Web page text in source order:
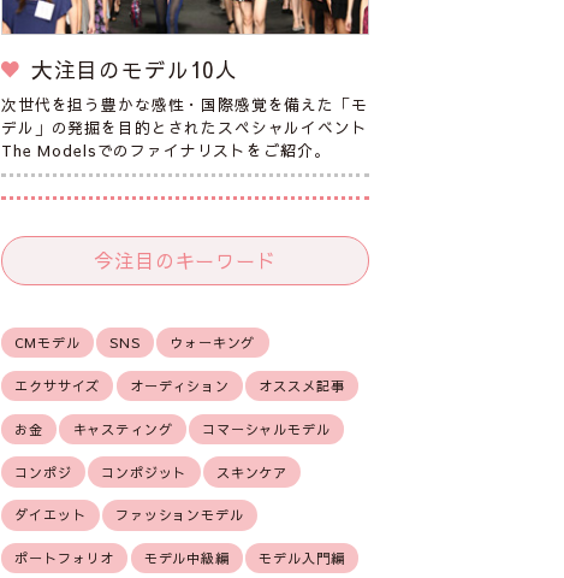
大注目のモデル10人
次世代を担う豊かな感性・国際感覚を備えた「モ
デル」の発掘を目的とされたスペシャルイベント
The Modelsでのファイナリストをご紹介。
今注目のキーワード
CMモデル SNS ウォーキング
エクササイズ オーディション オススメ記事
お金 キャスティング コマーシャルモデル
コンポジ コンポジット スキンケア
ダイエット ファッションモデル
ポートフォリオ モデル中級編 モデル入門編